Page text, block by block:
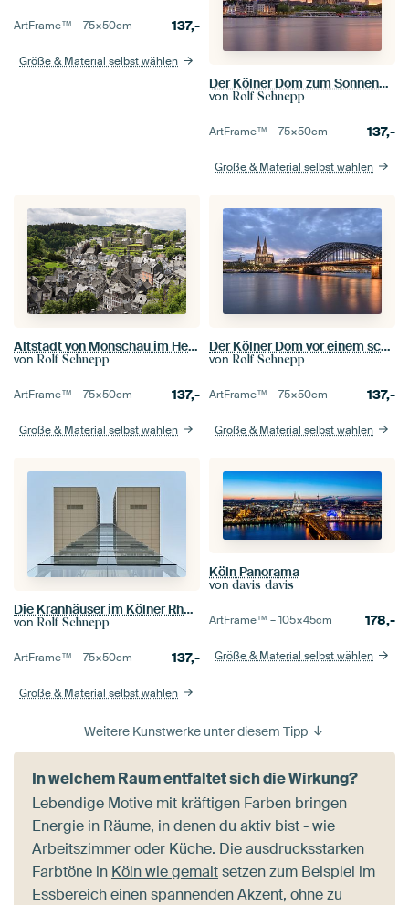
ArtFrame™ –75×50cm 137,-
Größe & Material selbst wählen
Der Kölner Dom zum Sonnenuntergang
von Rolf Schnepp
ArtFrame™ –75×50cm 137,-
Größe & Material selbst wählen
Altstadt von Monschau im Herzen der Eifel
von Rolf Schnepp
ArtFrame™ –75×50cm 137,-
Größe & Material selbst wählen
Der Kölner Dom vor einem schönen Abendhimmel
von Rolf Schnepp
ArtFrame™ –75×50cm 137,-
Größe & Material selbst wählen
Die Kranhäuser im Kölner Rheinauhafen
von Rolf Schnepp
ArtFrame™ –75×50cm 137,-
Größe & Material selbst wählen
Köln Panorama
von davis davis
ArtFrame™ –105×45cm 178,-
Größe & Material selbst wählen
Weitere Kunstwerke unter diesem Tipp
In welchem Raum entfaltet sich die Wirkung?
Lebendige Motive mit kräftigen Farben bringen
Energie in Räume, in denen du aktiv bist - wie
Arbeitszimmer oder Küche. Die ausdrucksstarken
Farbtöne in Köln wie gemaltsetzen zum Beispiel im
Essbereich einen spannenden Akzent, ohne zu